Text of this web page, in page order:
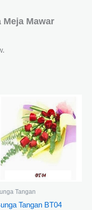
Mawar
Tangan
Tangan BT04